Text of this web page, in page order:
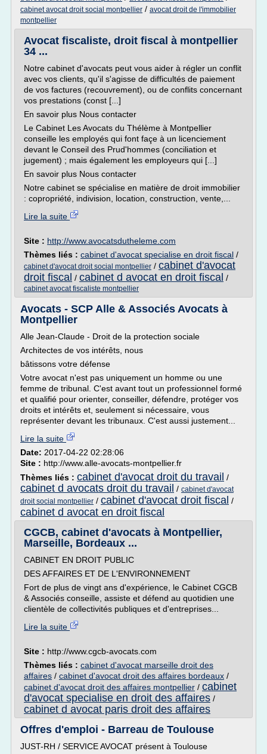
cabinet avocat droit social montpellier / avocat droit de l'immobilier
montpellier
Avocat fiscaliste, droit fiscal à montpellier
34 ...
Notre cabinet d'avocats peut vous aider à régler un conflit
avec vos clients, qu'il s'agisse de difficultés de paiement
de vos factures (recouvrement), ou de conflits concernant
vos prestations (const [...]
En savoir plus Nous contacter
Le Cabinet Les Avocats du Thélème à Montpellier
conseille les employés qui font façe à un licenciement
devant le Conseil des Prud'hommes (conciliation et
jugement) ; mais également les employeurs qui [...]
En savoir plus Nous contacter
Notre cabinet se spécialise en matière de droit immobilier
: copropriété, indivision, location, construction, vente,...
Lire la suite
Site : http://www.avocatsdutheleme.com
Thèmes liés : cabinet d'avocat specialise en droit fiscal /
cabinet d'avocat droit social montpellier / cabinet d'avocat
droit fiscal / cabinet d avocat en droit fiscal /
cabinet avocat fiscaliste montpellier
Avocats - SCP Alle & Associés Avocats à
Montpellier
Alle Jean-Claude - Droit de la protection sociale
Architectes de vos intérêts, nous
bâtissons votre défense
Votre avocat n'est pas uniquement un homme ou une
femme de tribunal. C'est avant tout un professionnel formé
et qualifié pour orienter, conseiller, défendre, protéger vos
droits et intérêts et, seulement si nécessaire, vous
représenter devant les tribunaux. C'est aussi justement...
Lire la suite
Date: 2017-04-22 02:28:06
Site : http://www.alle-avocats-montpellier.fr
Thèmes liés : cabinet d'avocat droit du travail /
cabinet d avocats droit du travail / cabinet d'avocat
droit social montpellier / cabinet d'avocat droit fiscal /
cabinet d avocat en droit fiscal
CGCB, cabinet d'avocats à Montpellier,
Marseille, Bordeaux ...
CABINET EN DROIT PUBLIC
DES AFFAIRES ET DE L'ENVIRONNEMENT
Fort de plus de vingt ans d'expérience, le Cabinet CGCB
& Associés conseille, assiste et défend au quotidien une
clientèle de collectivités publiques et d'entreprises...
Lire la suite
Site : http://www.cgcb-avocats.com
Thèmes liés : cabinet d'avocat marseille droit des
affaires / cabinet d'avocat droit des affaires bordeaux /
cabinet d'avocat droit des affaires montpellier / cabinet
d'avocat specialise en droit des affaires /
cabinet d avocat paris droit des affaires
Offres d'emploi - Barreau de Toulouse
JUST-RH / SERVICE AVOCAT présent à Toulouse